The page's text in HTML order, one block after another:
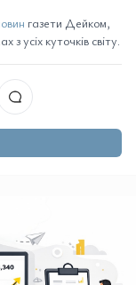
газети Дейком,
усіх куточків світу.